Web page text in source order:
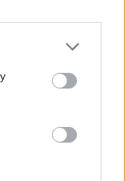
Vašingtona.
da je
ali ne zato što
s OSCE-om i
suzbijanja